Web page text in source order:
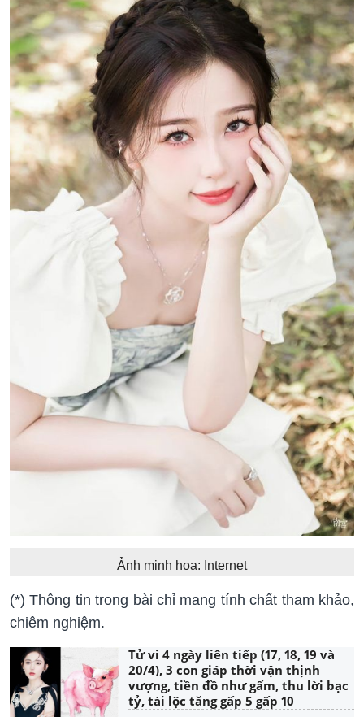
Ảnh minh họa: Internet
(*) Thông tin trong bài chỉ mang tính chất tham khảo,
chiêm nghiệm.
Tử vi 4 ngày liên tiếp (17, 18, 19 và
20/4), 3 con giáp thời vận thịnh
vượng, tiền đồ như gấm, thu lời bạc
tỷ, tài lộc tăng gấp 5 gấp 10